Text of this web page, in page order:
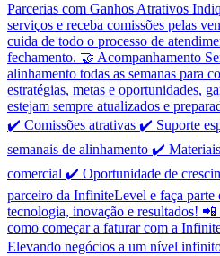
Parcerias com Ganhos Atrativos
serviços e receba comissões pelas
cuida de todo o processo de
fechamento. 🤝 Acompanhamento
alinhamento todas as semanas para
estratégias, metas e oportunidades,
estejam sempre atualizados e
✔️ Comissões atrativas ✔️ Suporte
semanais de alinhamento ✔️
comercial ✔️ Oportunidade de
parceiro da InfiniteLevel e faça parte
tecnologia, inovação e resultados!
como começar a faturar com a
Elevando negócios a um nível